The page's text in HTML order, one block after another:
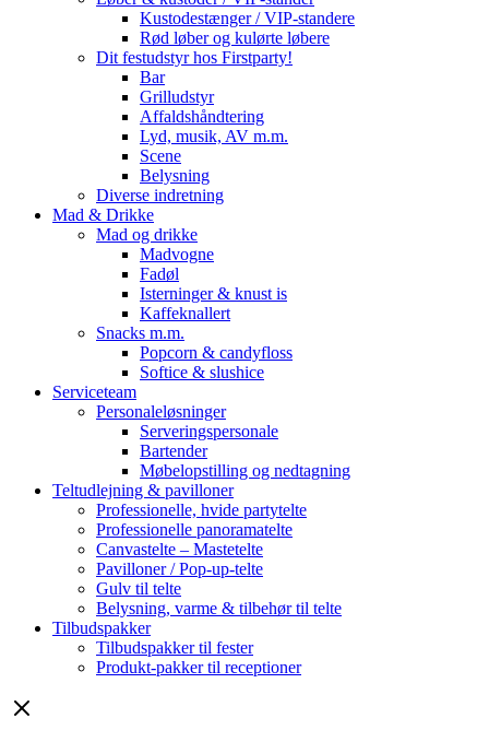
Kustodestænger / VIP-standere
Rød løber og kulørte løbere
Dit festudstyr hos Firstparty!
Bar
Grilludstyr
Affaldshåndtering
Lyd, musik, AV m.m.
Scene
Belysning
Diverse indretning
Mad & Drikke
Mad og drikke
Madvogne
Fadøl
Isterninger & knust is
Kaffeknallert
Snacks m.m.
Popcorn & candyfloss
Softice & slushice
Serviceteam
Personaleløsninger
Serveringspersonale
Bartender
Møbelopstilling og nedtagning
Teltudlejning & pavilloner
Professionelle, hvide partytelte
Professionelle panoramatelte
Canvastelte – Mastetelte
Pavilloner / Pop-up-telte
Gulv til telte
Belysning, varme & tilbehør til telte
Tilbudspakker
Tilbudspakker til fester
Produkt-pakker til receptioner